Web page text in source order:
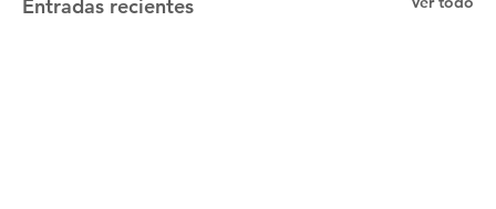
Entradas recientes